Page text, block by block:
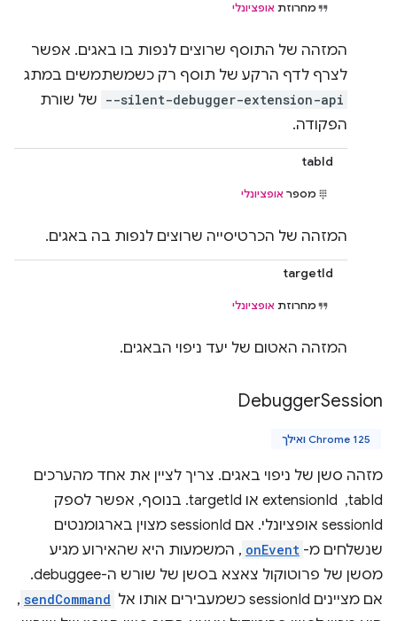
מחרוזת אופציונלי
המזהה של התוסף שרוצים לנפות בו באגים. אפשר
לצרף לדף הרקע של תוסף רק כשמשתמשים במתג
--silent-debugger-extension-api של שורת
הפקודה.
tabId
מספר אופציונלי
המזהה של הכרטיסייה שרוצים לנפות בה באגים.
targetId
מחרוזת אופציונלי
המזהה האטום של יעד ניפוי הבאגים.
DebuggerSession
Chrome 125 ואילך
מזהה סשן של ניפוי באגים. צריך לציין את אחד מהערכים
tabId, ‏ extensionId או targetId. בנוסף, אפשר לספק
sessionId אופציונלי. אם sessionId מצוין בארגומנטים
שנשלחים מ- onEvent , המשמעות היא שהאירוע מגיע
מסשן של פרוטוקול צאצא בסשן של שורש ה-debuggee.
אם מציינים sessionId כשמעבירים אותו אל
sendCommand
,